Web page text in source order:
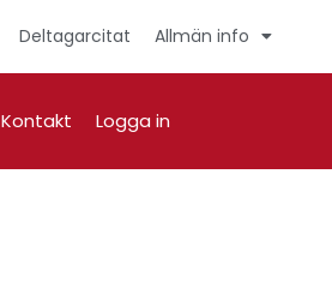
Deltagarcitat Allmän info
Kontakt Logga in